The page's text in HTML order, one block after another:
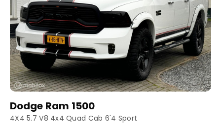
Dodge Ram 1500
4X4 5.7 V8 4x4 Quad Cab 6'4 Sport